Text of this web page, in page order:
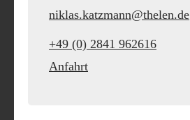
niklas.katzmann@thelen.de
+49 (0) 2841 962616
Anfahrt